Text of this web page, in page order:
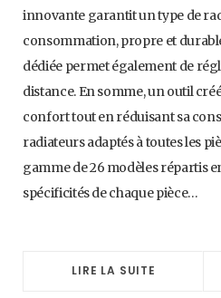
innovante garantit un type de
consommation, propre et
dédiée permet également de
distance. En somme, un outil
confort tout en réduisant sa
radiateurs adaptés à toutes les
gamme de 26 modèles répartis
spécificités de chaque pièce…
LIRE LA SUITE